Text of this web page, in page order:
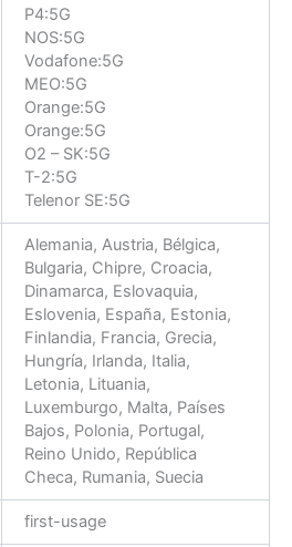
P4:5G
NOS:5G
Vodafone:5G
MEO:5G
Orange:5G
Orange:5G
O2 – SK:5G
T-2:5G
Telenor SE:5G
Alemania, Austria, Bélgica,
Bulgaria, Chipre, Croacia,
Dinamarca, Eslovaquia,
Eslovenia, España, Estonia,
Finlandia, Francia, Grecia,
Hungría, Irlanda, Italia,
Letonia, Lituania,
Luxemburgo, Malta, Países
Bajos, Polonia, Portugal,
Reino Unido, República
Checa, Rumania, Suecia
first-usage